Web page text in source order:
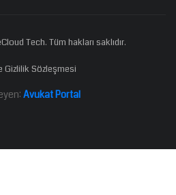
Tech. Tüm hakları saklıdır.
Gizlilik Sözleşmesi
Avukat Portal